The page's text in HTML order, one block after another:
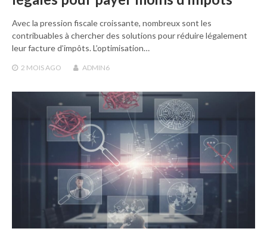
Avec la pression fiscale croissante, nombreux sont les
contribuables à chercher des solutions pour réduire légalement
leur facture d’impôts. L’optimisation…
2 MOIS AGO ADMIN6